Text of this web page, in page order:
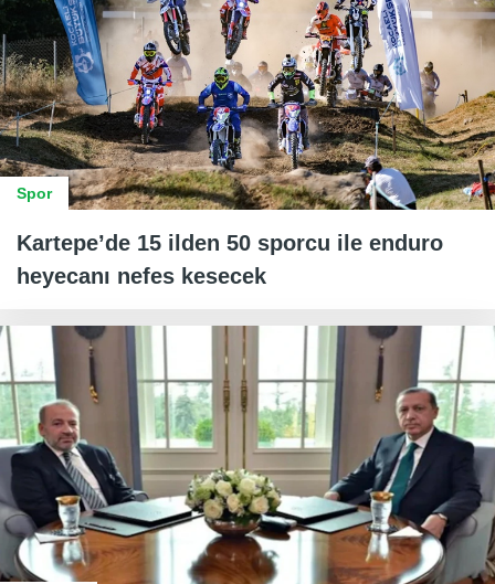
Spor
Kartepe’de 15 ilden 50 sporcu ile enduro
heyecanı nefes kesecek